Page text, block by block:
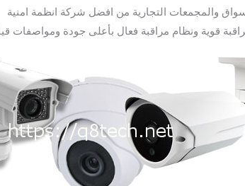
والمجمعات التجارية من افضل شركة انظمة امنية
قوية ونظام مراقبة فعال بأعلى جودة ومواصفات